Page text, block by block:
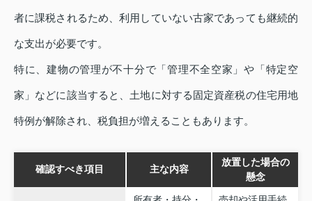
者に課税されるため、利用していない古家であっても継続的
な支出が必要です。
特に、建物の管理が不十分で「管理不全空家」や「特定空
家」などに該当すると、土地に対する固定資産税の住宅用地
特例が解除され、税負担が増えることもあります。
確認すべき項目 主な内容
放置した場合の
懸念